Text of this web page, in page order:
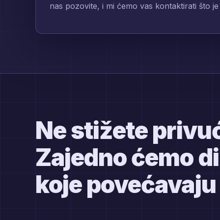
nas pozovite, i mi ćemo vas kontaktirati što
Ne stižete
Zajedno ćemo
koje